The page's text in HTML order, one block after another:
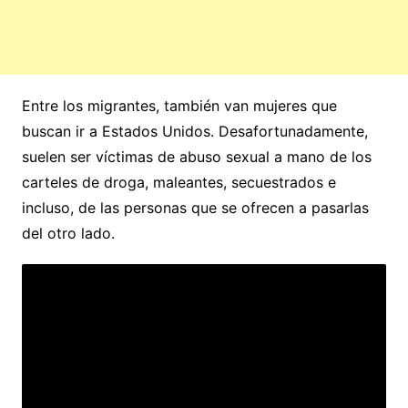
Entre los migrantes, también van mujeres que
buscan ir a Estados Unidos. Desafortunadamente,
suelen ser víctimas de abuso sexual a mano de los
carteles de droga, maleantes, secuestrados e
incluso, de las personas que se ofrecen a pasarlas
del otro lado.